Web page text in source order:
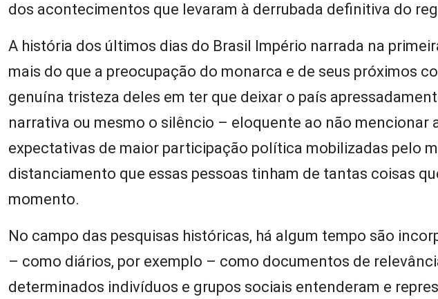
dos acontecimentos que levaram à derrubada definitiva do
A história dos últimos dias do Brasil Império narrada na
mais do que a preocupação do monarca e de seus próximos
genuína tristeza deles em ter que deixar o país
narrativa ou mesmo o silêncio – eloquente ao não mencionar
expectativas de maior participação política mobilizadas pelo
distanciamento que essas pessoas tinham de tantas coisas
momento.
No campo das pesquisas históricas, há algum tempo são
– como diários, por exemplo – como documentos de
determinados indivíduos e grupos sociais entenderam e